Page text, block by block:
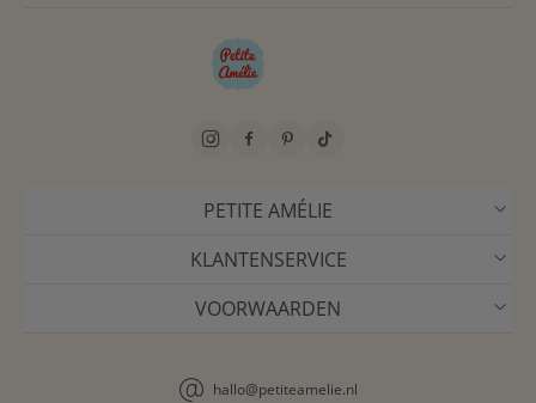
PETITE AMÉLIE
KLANTENSERVICE
VOORWAARDEN
hallo@petiteamelie.nl